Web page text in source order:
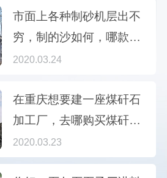
市面上各种制砂机层出不
穷，制的沙如何，哪款更
有竞争优势？
2020.03.24
在重庆想要建一座煤矸石
加工厂，去哪购买煤矸石
破碎机好？
2020.03.23